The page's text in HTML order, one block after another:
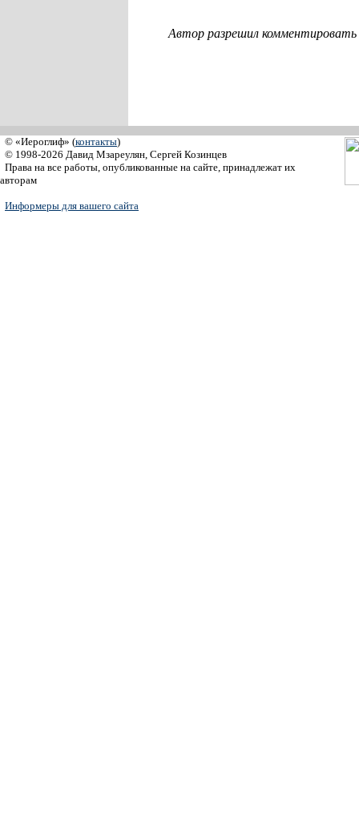
Автор разрешил
© «Иероглиф» (контакты)
© 1998-2026 Давид Мзареулян, Сергей Козинцев
Права на все работы, опубликованные на сайте, принадлежат их
авторам
Информеры для вашего сайта